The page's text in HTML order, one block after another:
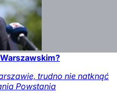
trudno nie natknąć
Powstania